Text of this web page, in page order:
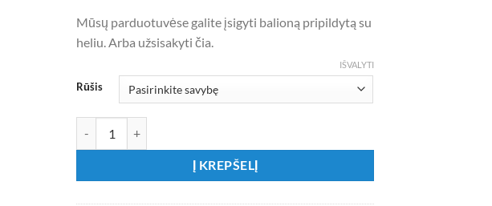
Mūsų parduotuvėse galite įsigyti balioną pripildytą su
heliu. Arba užsisakyti čia.
Rūšis
IŠVALYTI
Į KREPŠELĮ